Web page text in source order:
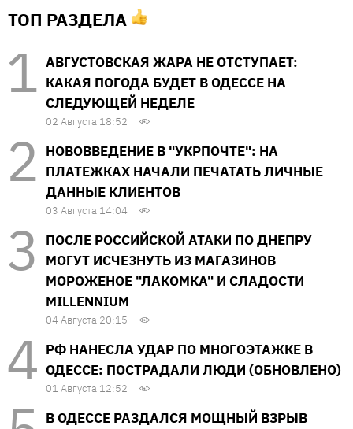
ТОП РАЗДЕЛА
АВГУСТОВСКАЯ ЖАРА НЕ ОТСТУПАЕТ:
КАКАЯ ПОГОДА БУДЕТ В ОДЕССЕ НА
СЛЕДУЮЩЕЙ НЕДЕЛЕ
02 Августа 18:52
НОВОВВЕДЕНИЕ В "УКРПОЧТЕ": НА
ПЛАТЕЖКАХ НАЧАЛИ ПЕЧАТАТЬ ЛИЧНЫЕ
ДАННЫЕ КЛИЕНТОВ
03 Августа 14:04
ПОСЛЕ РОССИЙСКОЙ АТАКИ ПО ДНЕПРУ
МОГУТ ИСЧЕЗНУТЬ ИЗ МАГАЗИНОВ
МОРОЖЕНОЕ "ЛАКОМКА" И СЛАДОСТИ
MILLENNIUM
04 Августа 20:15
РФ НАНЕСЛА УДАР ПО МНОГОЭТАЖКЕ В
ОДЕССЕ: ПОСТРАДАЛИ ЛЮДИ (ОБНОВЛЕНО)
01 Августа 12:52
В ОДЕССЕ РАЗДАЛСЯ МОЩНЫЙ ВЗРЫВ